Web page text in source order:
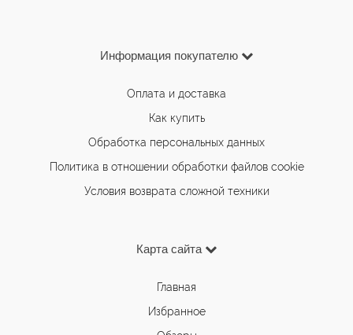
Информация покупателю
Оплата и доставка
Как купить
Обработка персональных данных
Политика в отношении обработки файлов cookie
Условия возврата сложной техники
Карта сайта
Главная
Избранное